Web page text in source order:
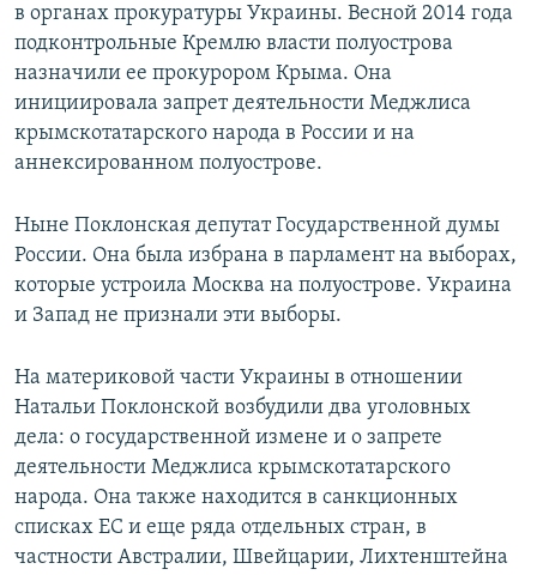
в органах прокуратуры Украины. Весной 2014 года
подконтрольные Кремлю власти полуострова
назначили ее прокурором Крыма. Она
инициировала запрет деятельности Меджлиса
крымскотатарского народа в России и на
аннексированном полуострове.
Ныне Поклонская депутат Государственной думы
России. Она была избрана в парламент на выборах,
которые устроила Москва на полуострове. Украина
и Запад не признали эти выборы.
На материковой части Украины в отношении
Натальи Поклонской возбудили два уголовных
дела: о государственной измене и о запрете
деятельности Меджлиса крымскотатарского
народа. Она также находится в санкционных
списках ЕС и еще ряда отдельных стран, в
частности Австралии, Швейцарии, Лихтенштейна